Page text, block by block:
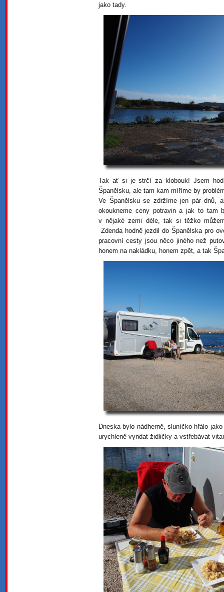
jako tady.
Tak ať si je strčí za klobouk! Jsem
Španělsku, ale tam kam míříme by
Ve Španělsku se zdržíme jen pár dnů,
okoukneme ceny potravin a jak to tam
v nějaké zemi déle, tak si těžko
Zdenda hodně jezdil do Španělska pro
pracovní cesty jsou něco jiného než
honem na nakládku, honem zpět, a tak
Dneska bylo nádherně, sluníčko hřálo
urychleně vyndat židličky a vstřebávat